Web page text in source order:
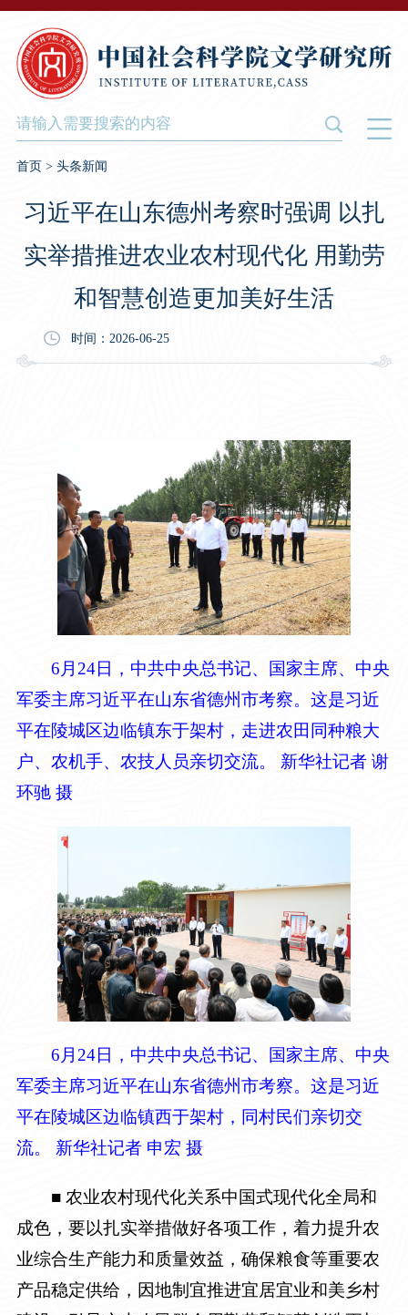
首页> 头条新闻
习近平在山东德州考察时强调 以扎
实举措推进农业农村现代化 用勤劳
和智慧创造更加美好生活
时间：2026-06-25
6月24日，中共中央总书记、国家主席、中央
军委主席习近平在山东省德州市考察。这是习近
平在陵城区边临镇东于架村，走进农田同种粮大
户、农机手、农技人员亲切交流。 新华社记者 谢
环驰 摄
6月24日，中共中央总书记、国家主席、中央
军委主席习近平在山东省德州市考察。这是习近
平在陵城区边临镇西于架村，同村民们亲切交
流。 新华社记者 申宏 摄
■ 农业农村现代化关系中国式现代化全局和
成色，要以扎实举措做好各项工作，着力提升农
业综合生产能力和质量效益，确保粮食等重要农
产品稳定供给，因地制宜推进宜居宜业和美乡村